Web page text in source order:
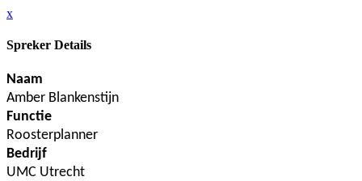
x
Spreker Details
Naam
Amber Blankenstijn
Functie
Roosterplanner
Bedrijf
UMC Utrecht